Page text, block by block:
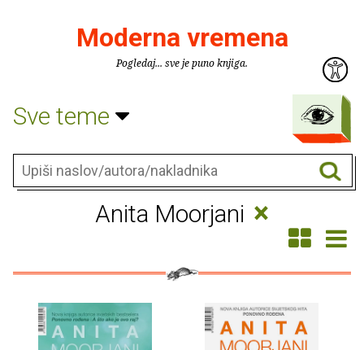
Moderna vremena
Pogledaj... sve je puno knjiga.
Sve teme
Anita Moorjani ×